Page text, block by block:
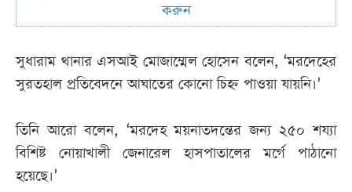
করুন
সুধারাম থানার এসআই মোজাম্মেল হোসেন বলেন, ‘মরদেহের
সুরতহাল প্রতিবেদনে আঘাতের কোনো চিহ্ন পাওয়া যায়নি।’
তিনি আরো বলেন, ‘মরদেহ ময়নাতদন্তের জন্য ২৫০ শয্যা
বিশিষ্ট নোয়াখালী জেনারেল হাসপাতালের মর্গে পাঠানো
হয়েছে।’